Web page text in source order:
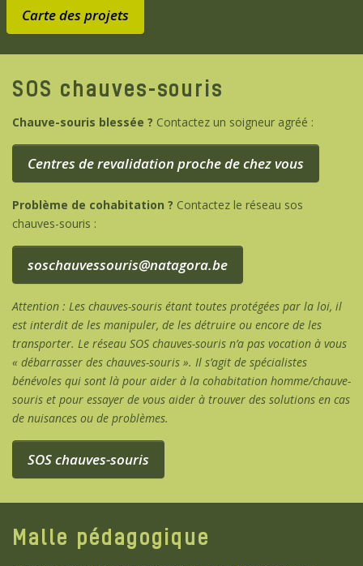
Carte des projets
SOS chauves-souris
Chauve-souris blessée ? Contactez un soigneur agréé :
Centres de revalidation proche de chez vous
Problème de cohabitation ? Contactez le réseau sos
chauves-souris :
soschauvessouris@natagora.be
Attention : Les chauves-souris étant toutes protégées par la loi, il
est interdit de les manipuler, de les détruire ou encore de les
transporter. Le réseau SOS chauves-souris n’a pas vocation à vous
« débarrasser des chauves-souris ». Il s’agit de spécialistes
bénévoles qui sont là pour aider à la cohabitation homme/chauve-
souris et pour essayer de vous aider à trouver des solutions en cas
de nuisances ou de problèmes.
SOS chauves-souris
Malle pédagogique